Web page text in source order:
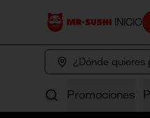
INICIO
¿Dónde quieres
Promociones